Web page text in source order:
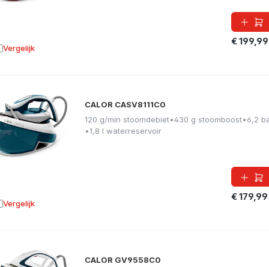
€ 199,99
Vergelijk aan vergelijking
CALOR CASV8111C0
120 g/min stoomdebiet•430 g stoomboost•6,2
•1,8 l waterreservoir
€ 179,99
Vergelijk aan vergelijking
CALOR GV9558C0